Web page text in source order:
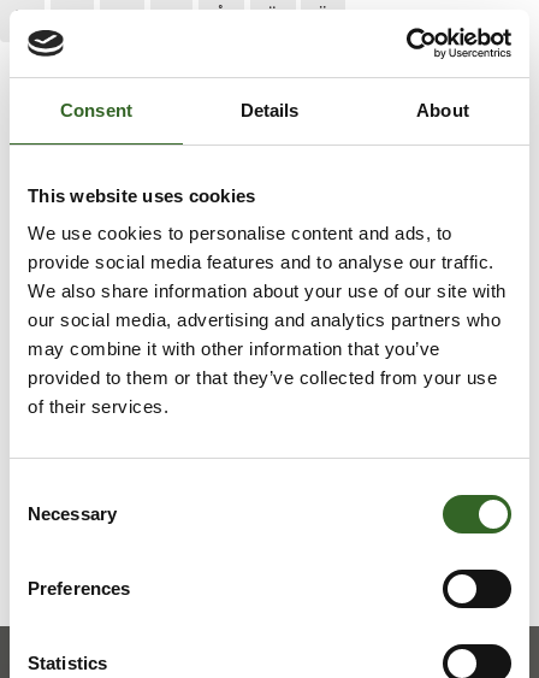
Consent Details About
This website uses cookies
We use cookies to personalise content and ads, to
provide social media features and to analyse our traffic.
We also share information about your use of our site with
our social media, advertising and analytics partners who
may combine it with other information that you’ve
provided to them or that they’ve collected from your use
of their services.
Selection
Necessary
Preferences
Statistics
V
Y X Z Å Ä Ö
Jätekukko
Lajittelu ja neuvonta
Lajittelun ABC
Askartelukartonki
ASKARTELUKARTONKI
Lajittele askartelukartonki sekajätteeseen.
LAJITTELUOHJEET
Tarkista jätelajikohtaiset